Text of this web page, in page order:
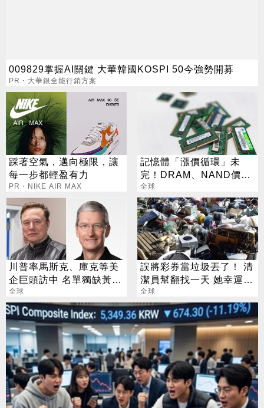
009829掌握AI關鍵 大華韓國KOSPI 50今強勢開募
PR・大華銀全能行銷方案
踩著空氣，邁向極限，讓
每一步都輕盈有力
PR・NIKE AIR MAX
記憶體「漲價循環」未
完！DRAM、NAND價格
7月再創新高
全球
川普率馬斯克、庫克等美
企巨頭訪中 名單獨缺黃仁
勳
全球
誤將彩券當垃圾丟了！ 清
潔員幫翻找一天 她幸運撿
回3700萬
全球